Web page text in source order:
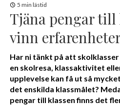
5 min lästid
Tjäna pengar till
vinn
Har ni tänkt på att
en skolresa, klassaktivitet
upplevelse kan få ut så
det enskilda klassmålet?
pengar till klassen finns det